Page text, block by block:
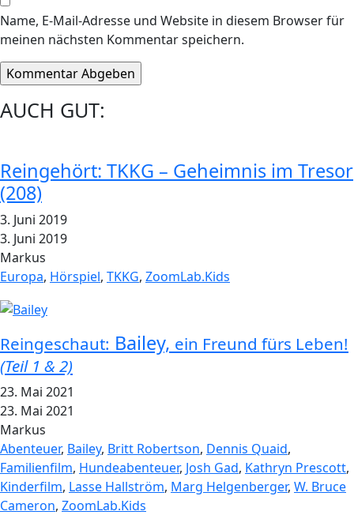
Name, E-Mail-Adresse und Website in diesem Browser für
meinen nächsten Kommentar speichern.
AUCH GUT:
Reingehört: TKKG – Geheimnis im Tresor
(208)
3. Juni 2019
3. Juni 2019
Markus
Europa, Hörspiel, TKKG, ZoomLab.Kids
Reingeschaut: Bailey, ein Freund fürs Leben!
(Teil 1 & 2)
23. Mai 2021
23. Mai 2021
Markus
Abenteuer, Bailey, Britt Robertson, Dennis Quaid,
Familienfilm, Hundeabenteuer, Josh Gad, Kathryn Prescott,
Kinderfilm, Lasse Hallström, Marg Helgenberger, W. Bruce
Cameron, ZoomLab.Kids